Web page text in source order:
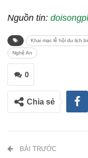
Nguồn tin:
Khai mạc lễ hội du lịch
Nghệ An
0
Chia sẻ
BÀI TRƯỚC